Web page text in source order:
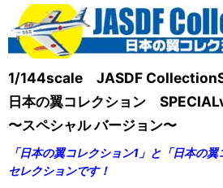
1/144scale JASDF
日本の翼コレクション
〜スペシャル バージョン〜
「日本の翼コレクション1」と「日本の
セレクションです！